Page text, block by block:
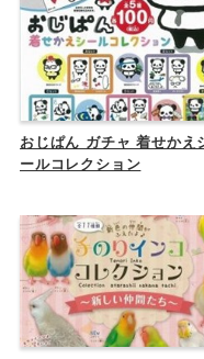
おじぱん ガチャ 着せかえ
ールコレクション